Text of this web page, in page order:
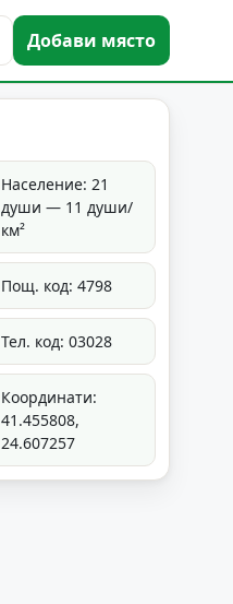
Добави място
Население: 21
души — 11 души/
км²
Пощ. код: 4798
Тел. код: 03028
Координати:
41.455808,
24.607257